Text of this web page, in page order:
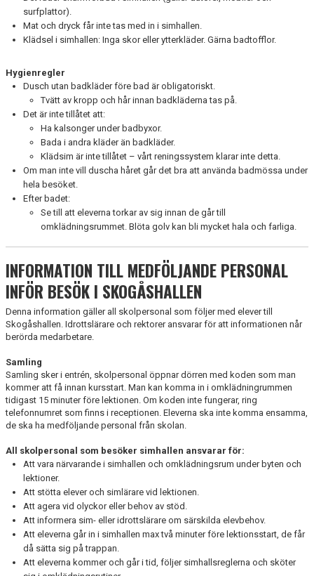
surfplattor).
Mat och dryck får inte tas med in i simhallen.
Klädsel i simhallen: Inga skor eller ytterkläder. Gärna badtofflor.
Hygienregler
Dusch utan badkläder före bad är obligatoriskt.
Tvätt av kropp och hår innan badkläderna tas på.
Det är inte tillåtet att:
Ha kalsonger under badbyxor.
Bada i andra kläder än badkläder.
Klädsim är inte tillåtet – vårt reningssystem klarar inte detta.
Om man inte vill duscha håret går det bra att använda badmössa under
hela besöket.
Efter badet:
Se till att eleverna torkar av sig innan de går till
omklädningsrummet. Blöta golv kan bli mycket hala och farliga.
INFORMATION TILL MEDFÖLJANDE PERSONAL
INFÖR BESÖK I SKOGÅSHALLEN
Denna information gäller all skolpersonal som följer med elever till
Skogåshallen. Idrottslärare och rektorer ansvarar för att informationen når
berörda medarbetare.
Samling
Samling sker i entrén, skolpersonal öppnar dörren med koden som man
kommer att få innan kursstart. Man kan komma in i omklädningrummen
tidigast 15 minuter före lektionen. Om koden inte fungerar, ring
telefonnumret som finns i receptionen. Eleverna ska inte komma ensamma,
de ska ha medföljande personal från skolan.
All skolpersonal som besöker simhallen ansvarar för:
Att vara närvarande i simhallen och omklädningsrum under byten och
lektioner.
Att stötta elever och simlärare vid lektionen.
Att agera vid olyckor eller behov av stöd.
Att informera sim- eller idrottslärare om särskilda elevbehov.
Att eleverna går in i simhallen max två minuter före lektionsstart, de får
då sätta sig på trappan.
Att eleverna kommer och går i tid, följer simhallsreglerna och sköter